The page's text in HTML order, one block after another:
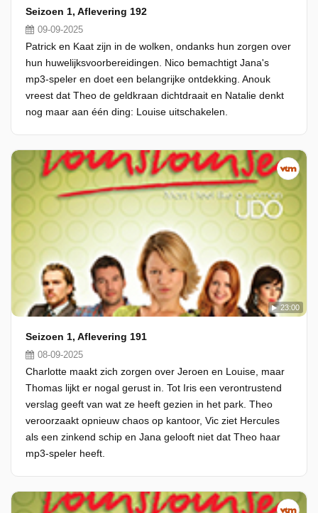
Seizoen 1, Aflevering 192
09-09-2025
Patrick en Kaat zijn in de wolken, ondanks hun zorgen over
hun huwelijksvoorbereidingen. Nico bemachtigt Jana's
mp3-speler en doet een belangrijke ontdekking. Anouk
vreest dat Theo de geldkraan dichtdraait en Natalie denkt
nog maar aan één ding: Louise uitschakelen.
23:00
Seizoen 1, Aflevering 191
08-09-2025
Charlotte maakt zich zorgen over Jeroen en Louise, maar
Thomas lijkt er nogal gerust in. Tot Iris een verontrustend
verslag geeft van wat ze heeft gezien in het park. Theo
veroorzaakt opnieuw chaos op kantoor, Vic ziet Hercules
als een zinkend schip en Jana gelooft niet dat Theo haar
mp3-speler heeft.